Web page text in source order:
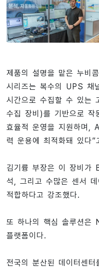
제품의 설명을 맡은 누비
시리즈는 복수의 UPS 채
시간으로 수집할 수 있는
수집 장비)를 기반으로 작
효율적 운영을 지원하며,
력 운용에 최적화돼 있다”
김기륭 부장은 이 장비가
석, 그리고 수많은 센서
적합하다고 강조했다.
또 하나의 핵심 솔루션
플랫폼이다.
전국의 분산된 데이터센